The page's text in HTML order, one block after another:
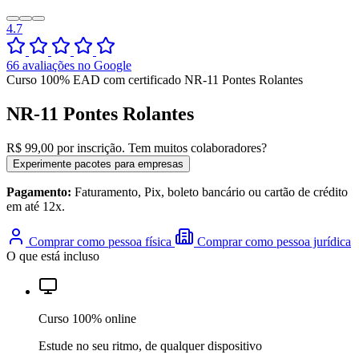
4.7
66 avaliações no Google
Curso 100% EAD com certificado NR-11 Pontes Rolantes
NR-11 Pontes Rolantes
R$ 99,00 por inscrição. Tem muitos colaboradores?
Experimente pacotes para empresas
Pagamento: Faturamento, Pix, boleto bancário ou cartão de crédito
em até 12x.
Comprar como pessoa física
Comprar como pessoa jurídica
O que está incluso
Curso 100% online
Estude no seu ritmo, de qualquer dispositivo